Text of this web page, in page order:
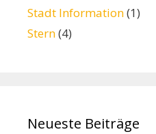
Stadt Information(1)
Stern(4)
Neueste Beiträge